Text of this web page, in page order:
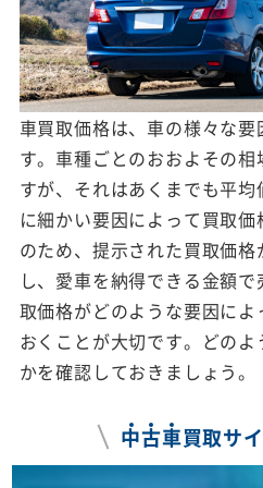
車買取価格は、車の様々な
す。車種ごとのおおよその
すが、それはあくまでも平
に細かい要因によって買取
のため、提示された買取価
し、愛車を納得できる金額
取価格がどのような要因に
おくことが大切です。どの
かを確認しておきましょう。
中古車買取サ